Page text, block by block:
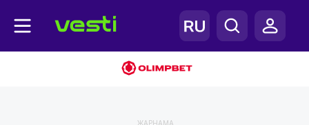
ЖАРНАМА